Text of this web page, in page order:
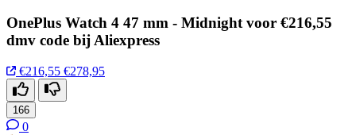
OnePlus Watch 4 47 mm - Midnight voor €216,55
dmv code bij Aliexpress
€216,55 €278,95
166
0